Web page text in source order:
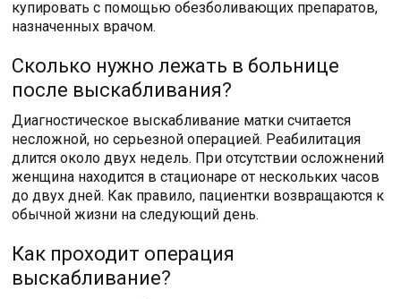
купировать с помощью обезболивающих препаратов,
назначенных врачом.
Сколько нужно лежать в больнице
после выскабливания?
Диагностическое выскабливание матки считается
несложной, но серьезной операцией. Реабилитация
длится около двух недель. При отсутствии осложнений
женщина находится в стационаре от нескольких часов
до двух дней. Как правило, пациентки возвращаются к
обычной жизни на следующий день.
Как проходит операция
выскабливание?